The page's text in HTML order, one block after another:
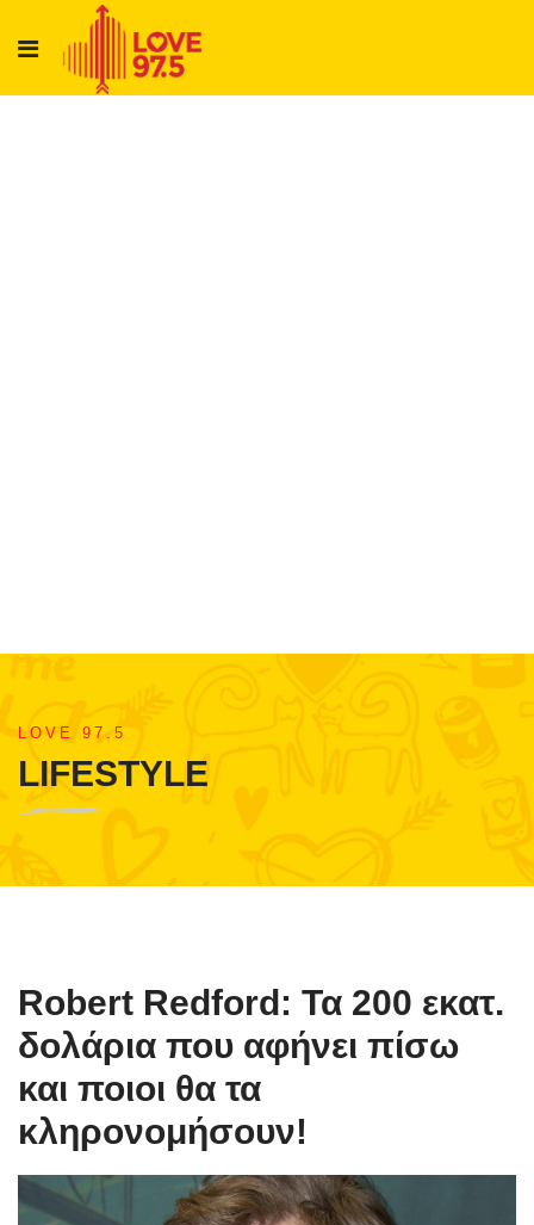
LOVE 97.5
LIFESTYLE
Robert Redford: Τα 200 εκατ.
δολάρια που αφήνει πίσω
και ποιοι θα τα
κληρονομήσουν!